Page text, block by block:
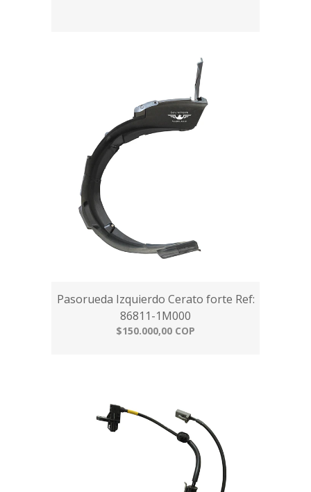
Pasorueda Izquierdo Cerato forte Ref:
86811-1M000
$150.000,00 COP